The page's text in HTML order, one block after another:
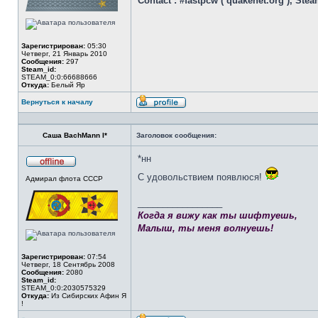
Зарегистрирован: 05:30
Четверг, 21 Январь 2010
Сообщения: 297
Steam_id:
STEAM_0:0:66688666
Откуда: Белый Яр
Вернуться к началу
Профиль
Саша BachMann I*
Заголовок сообщения:
в
Адмирал флота СССР
Зарегистрирован: 07:54
Четверг, 18 Сентябрь 2008
Сообщения: 2080
Steam_id:
STEAM_0:0:2030575329
Откуда: Из Сибирских Афин Я
!
*нн
С удовольствием появлюся!
Когда я вижу как ты шифтуешь,
Малыш, ты меня волнуешь!